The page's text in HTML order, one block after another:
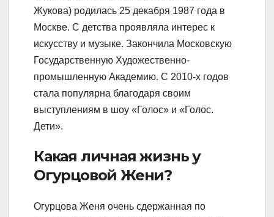
Жукова) родилась 25 декабря 1987 года в
Москве. С детства проявляла интерес к
искусству и музыке. Закончила Московскую
Государственную Художественно-
промышленную Академию. С 2010-х годов
стала популярна благодаря своим
выступлениям в шоу «Голос» и «Голос.
Дети».
Какая личная жизнь у
Огурцовой Жени?
Огурцова Женя очень сдержанная по